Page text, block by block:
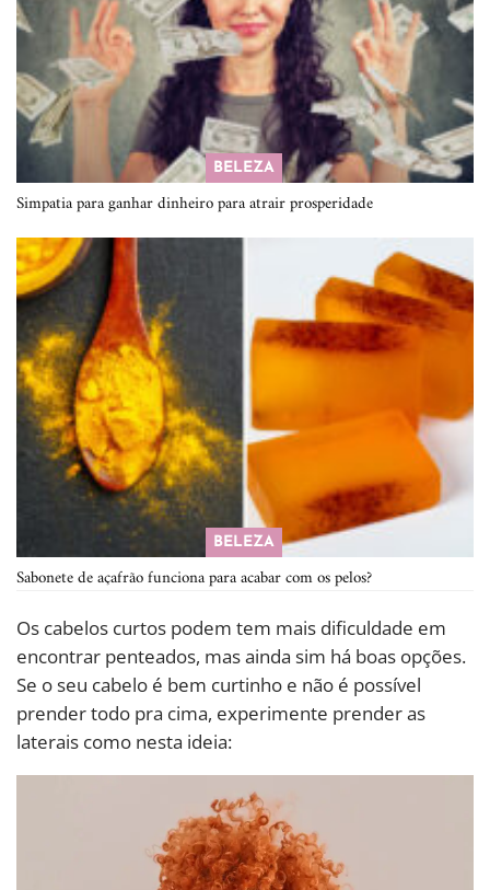
BELEZA
Simpatia para ganhar dinheiro para atrair prosperidade
BELEZA
Sabonete de açafrão funciona para acabar com os pelos?
Os cabelos curtos podem tem mais dificuldade em
encontrar penteados, mas ainda sim há boas opções.
Se o seu cabelo é bem curtinho e não é possível
prender todo pra cima, experimente prender as
laterais como nesta ideia: